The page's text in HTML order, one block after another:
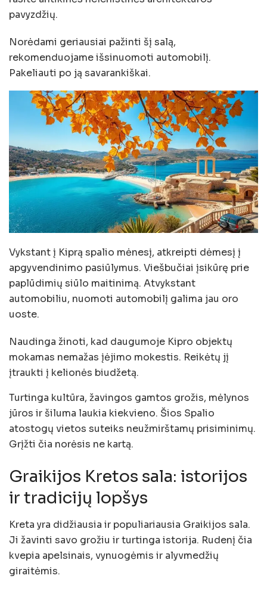
pavyzdžių.
Norėdami geriausiai pažinti šį salą,
rekomenduojame išsinuomoti automobilį.
Pakeliauti po ją savarankiškai.
Vykstant į Kiprą spalio mėnesį, atkreipti dėmesį į
apgyvendinimo pasiūlymus. Viešbučiai įsikūrę prie
paplūdimių siūlo maitinimą. Atvykstant
automobiliu, nuomoti automobilį galima jau oro
uoste.
Naudinga žinoti, kad daugumoje Kipro objektų
mokamas nemažas įėjimo mokestis. Reikėtų jį
įtraukti į kelionės biudžetą.
Turtinga kultūra, žavingos gamtos grožis, mėlynos
jūros ir šiluma laukia kiekvieno. Šios Spalio
atostogų vietos suteiks neužmirštamų prisiminimų.
Grįžti čia norėsis ne kartą.
Graikijos Kretos sala: istorijos
ir tradicijų lopšys
Kreta yra didžiausia ir populiariausia Graikijos sala.
Ji žavinti savo grožiu ir turtinga istorija. Rudenį čia
kvepia apelsinais, vynuogėmis ir alyvmedžių
giraitėmis.